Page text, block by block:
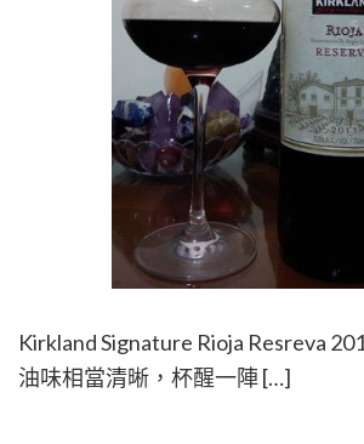
Kirkland Signature Rioja Resreva
油味相當清晰，杯醒一陣 […]